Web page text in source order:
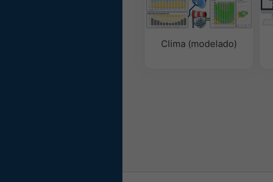
Clima (modelado)